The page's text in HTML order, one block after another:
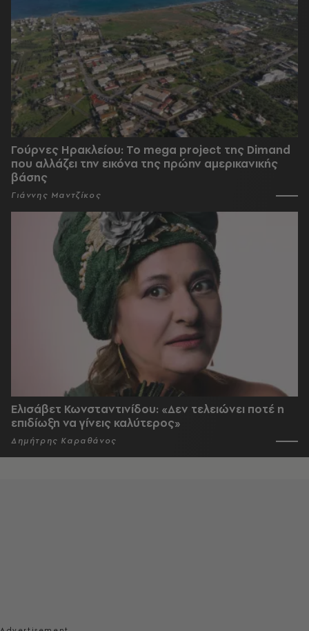
Γούρνες Ηρακλείου: To mega project της Dimand
που αλλάζει την εικόνα της πρώην αμερικανικής
βάσης
Γιάννης Μαντζίκος
Ελισάβετ Κωνσταντινίδου: «Δεν τελειώνει ποτέ η
επιδίωξη να γίνεις καλύτερος»
Δημήτρης Καραθάνος